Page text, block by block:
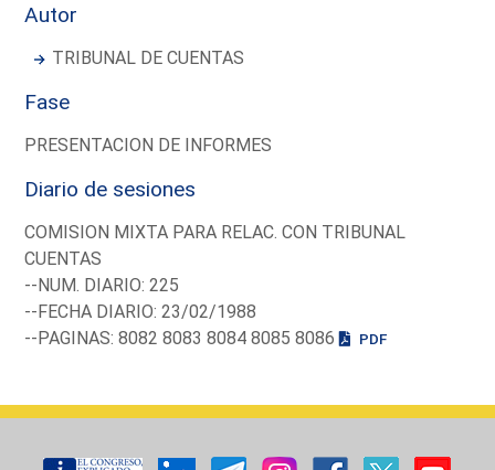
Autor
TRIBUNAL DE CUENTAS
Fase
PRESENTACION DE INFORMES
Diario de sesiones
COMISION MIXTA PARA RELAC. CON TRIBUNAL
CUENTAS
--NUM. DIARIO: 225
--FECHA DIARIO: 23/02/1988
--PAGINAS: 8082 8083 8084 8085 8086
PDF